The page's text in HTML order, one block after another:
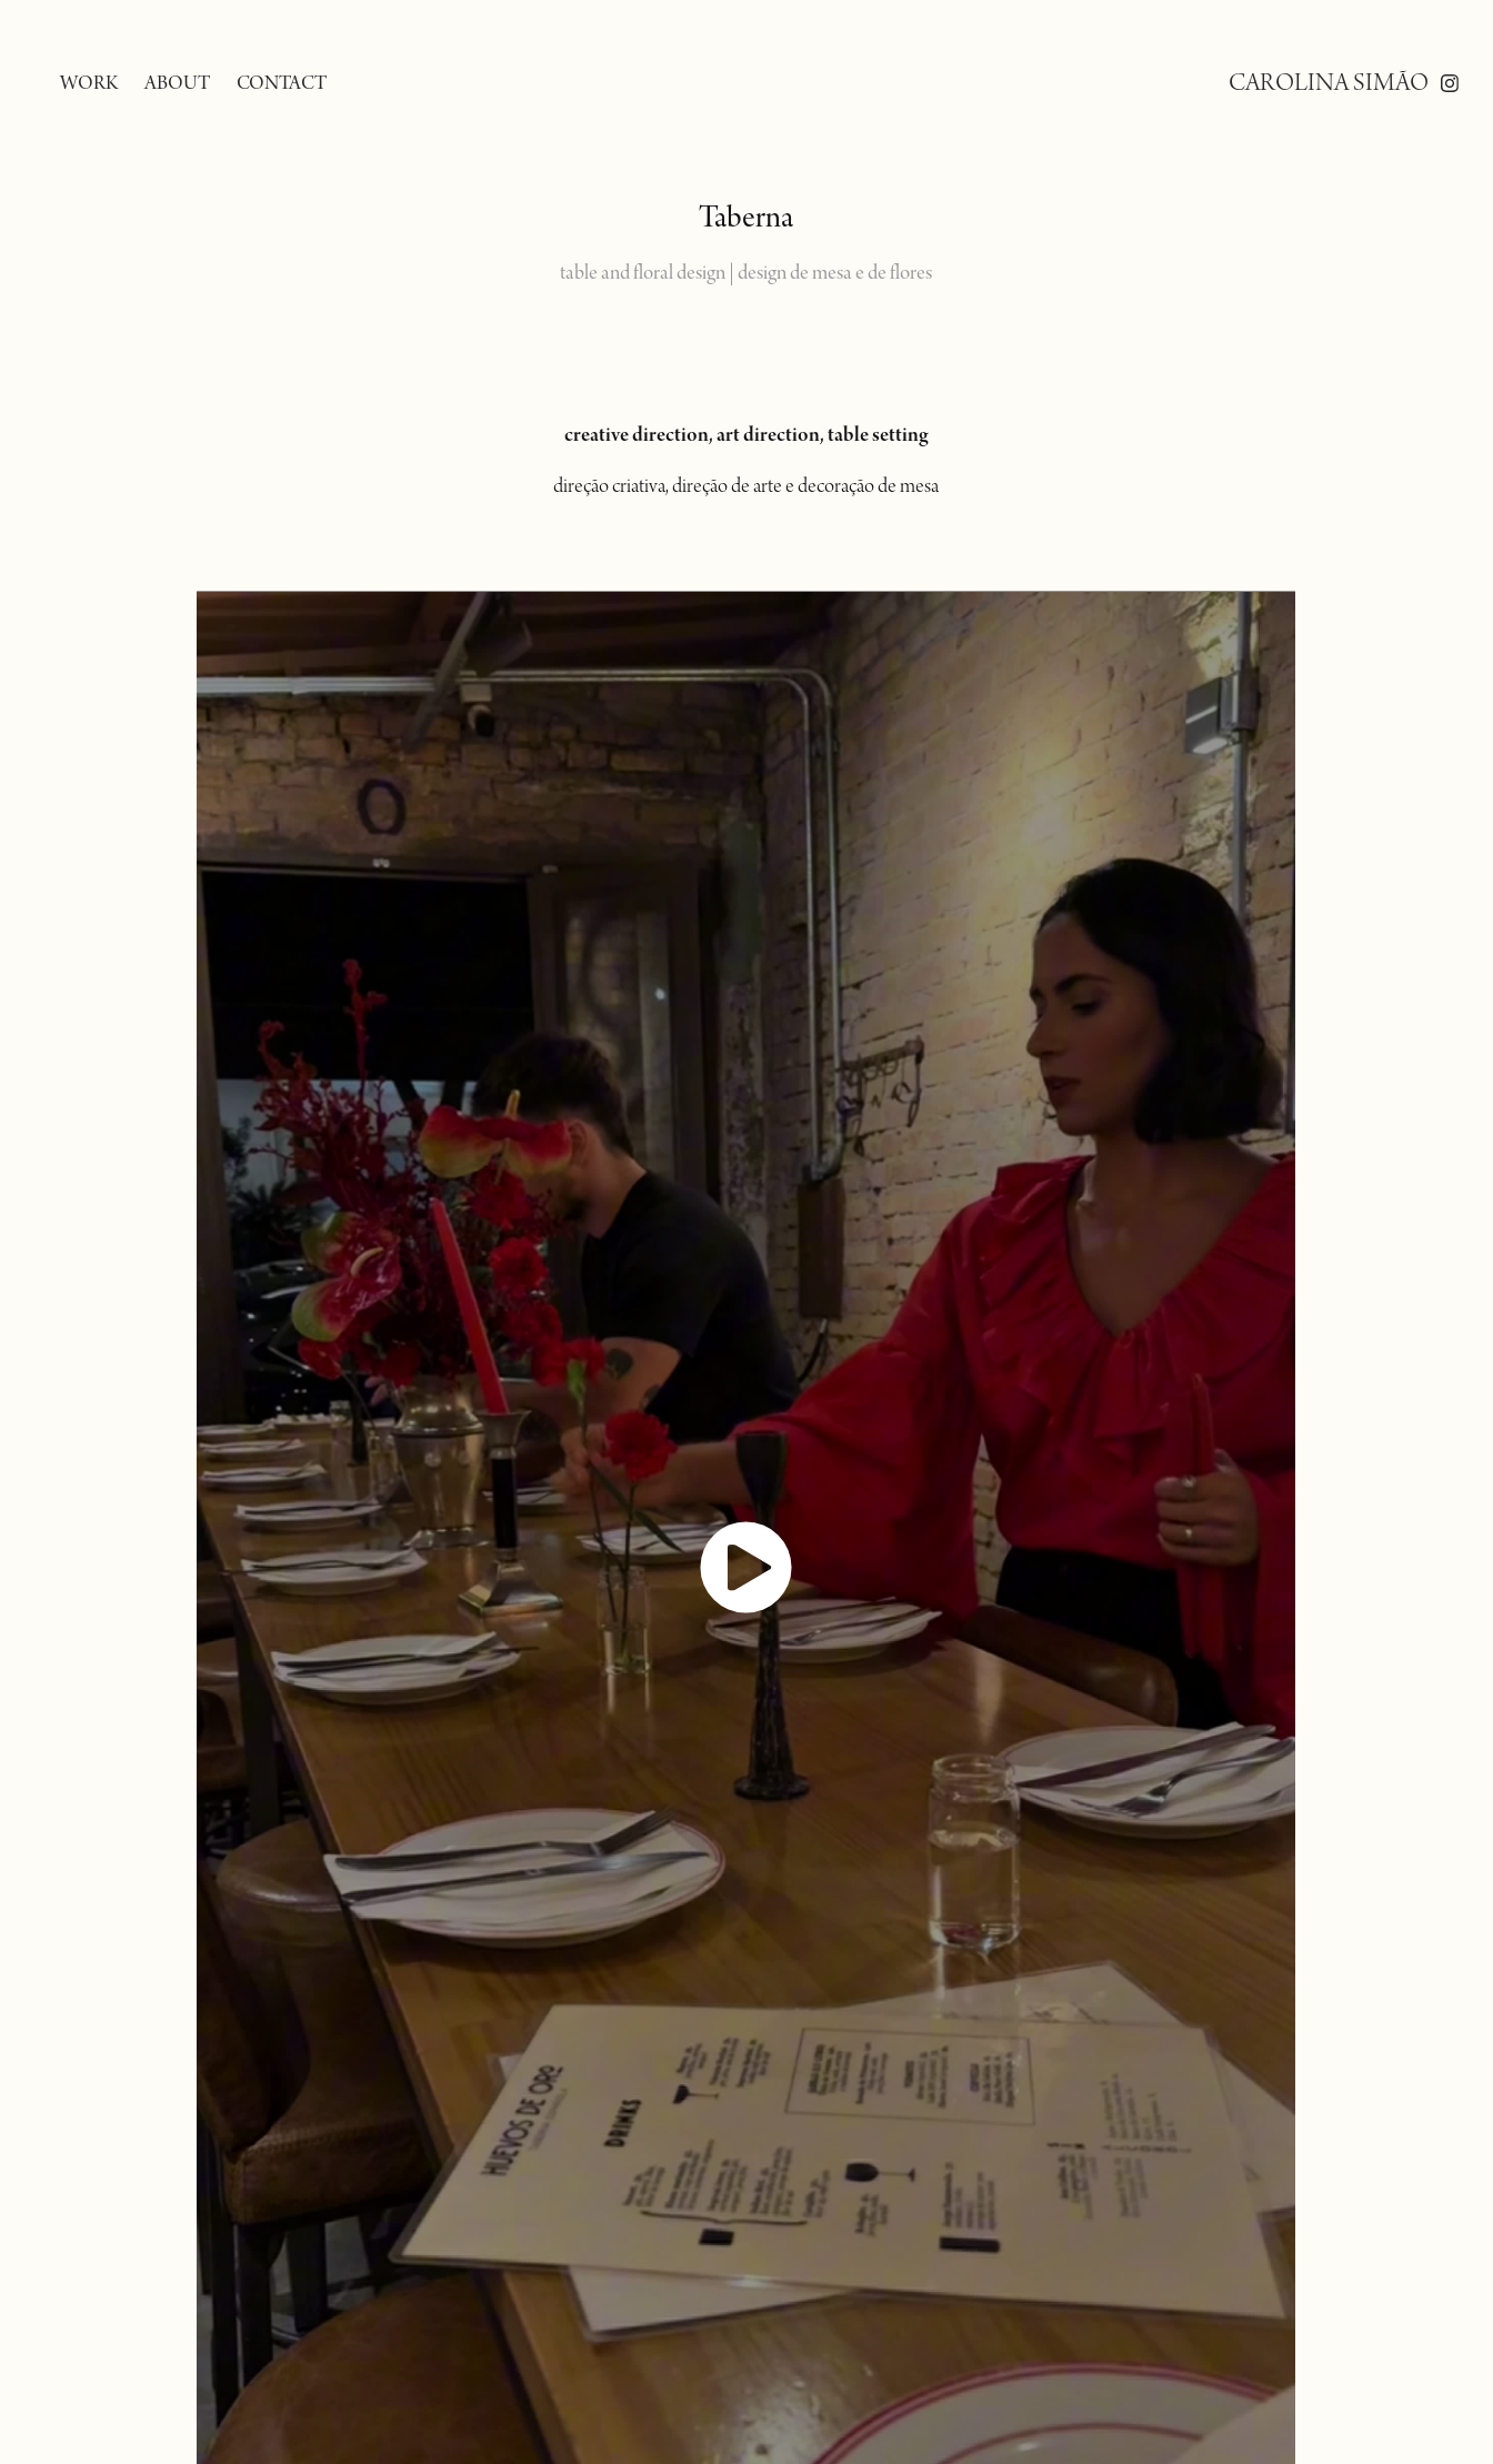
WORK ABOUT CONTACT CAROLINA SIMÃO
Taberna
table and floral design | design de mesa e de flores
creative direction, art direction, table setting
direção criativa, direção de arte e decoração de mesa